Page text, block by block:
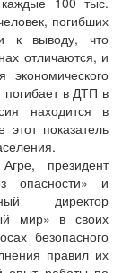
погибших
к выводу, что
отличаются, и
экономического
погибает в ДТП в
находится в
показатель
президент
опасности» и
директор
мир» в своих
безопасного
правил их